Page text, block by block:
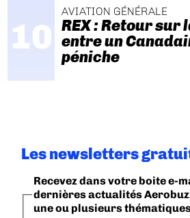
AVIATION GÉNÉRALE
REX : Retour sur
entre un
péniche
Les newsletters
Recevez dans votre boite e-
dernières actualités
une ou plusieurs